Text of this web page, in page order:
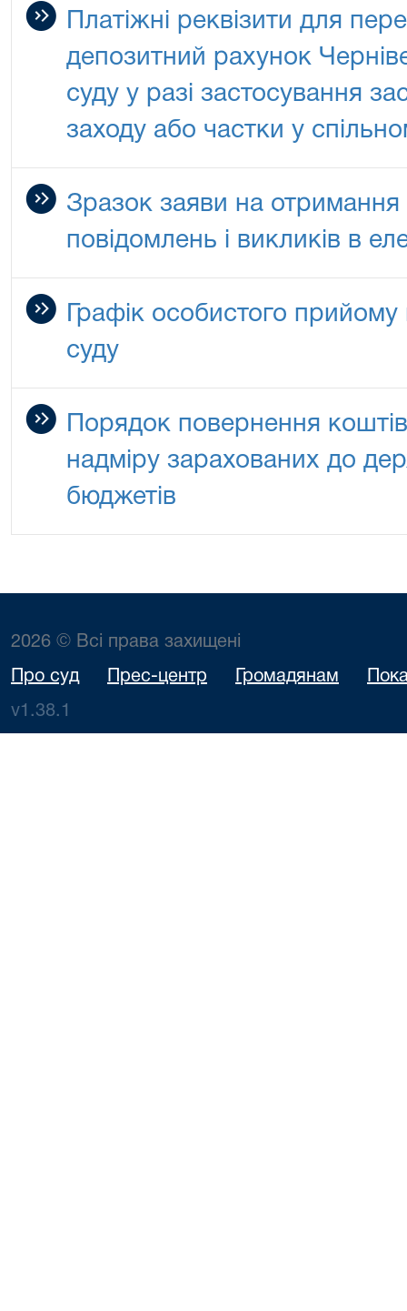
Платіжні реквізити для
депозитний рахунок
суду у разі застосування
заходу або частки у
Зразок заяви на отримання
повідомлень і викликів в
Графік особистого
суду
Порядок повернення
надміру зарахованих до
бюджетів
2026 © Всі права захищені
Про суд Прес-центр Громадянам
v1.38.1